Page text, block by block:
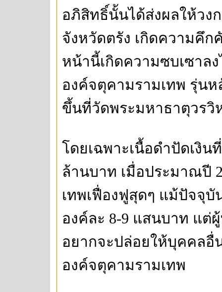
อภิสิทธิ์นั้นได้ส่งผลให้วง
จังหวัดตรัง เกิดความคึ
หน้านี้เกิดความซบเซาลง
องค์จตุคามรามเทพ รุ่นห
ขึ้นที่วัดพระมหาธาตุวรวิ
โดยเฉพาะเนื้อดำปัดเงิน
ล้านบาท เมื่อประมาณปี
เทพเฟื่องฟูสุดๆ แม้ปัจจุ
องค์ละ 8-9 แสนบาท แต่
อยากจะปล่อยให้บุคคลอื่
องค์จตุคามรามเทพ